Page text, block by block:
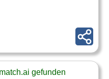
gefunden